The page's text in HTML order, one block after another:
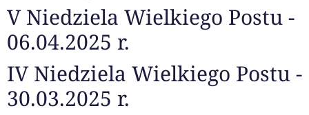
V Niedziela Wielkiego Postu -
06.04.2025 r.
IV Niedziela Wielkiego Postu -
30.03.2025 r.